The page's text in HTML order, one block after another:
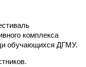
комплекса
обучающихся ДГМУ.